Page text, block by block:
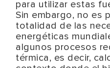
para utilizar estas
Sin embargo, no es
totalidad de las
energéticas
algunos procesos
térmica, es decir,